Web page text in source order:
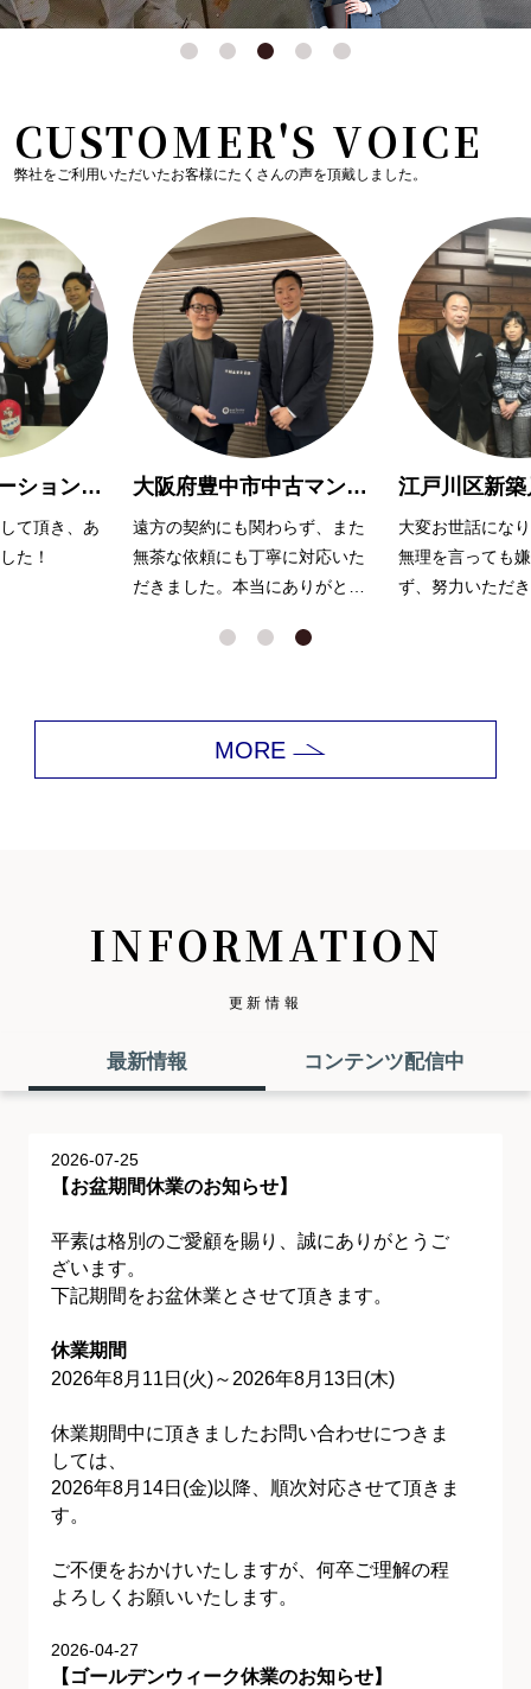
CUSTOMER'S VOICE
弊社をご利用いただいたお客様にたくさんの声を頂戴しました。
葛飾区リノべーションマンション購入 O様
て頂き、あ
た！
大阪府豊中市中古マンション購入Y様
遠方の契約にも関わらず、また
無茶な依頼にも丁寧に対応いた
だきました。本当にありがとう
大変お世話にな
無理を言っても
ず、努力いただ
MORE
INFORMATION
更新情報
最新情報 コンテンツ配信中
2026-07-25
【お盆期間休業のお知らせ】
平素は格別のご愛顧を賜り、誠にありがとうご
ざいます。
下記期間をお盆休業とさせて頂きます。
休業期間
2026年8月11日(火)～2026年8月13日(木)
休業期間中に頂きましたお問い合わせにつきま
しては、
2026年8月14日(金)以降、順次対応させて頂きま
す。
ご不便をおかけいたしますが、何卒ご理解の程
よろしくお願いいたします。
2026-04-27
【ゴールデンウィーク休業のお知らせ】